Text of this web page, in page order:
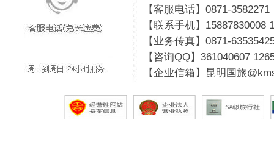
【客服电话】0871-3582271
【联系手机】15887830008
【业务传真】0871-
【咨询QQ】 361040607
【企业信箱】昆明国旅